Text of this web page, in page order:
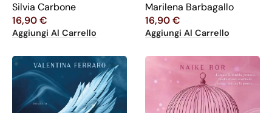
Silvia Carbone
16,90€
Aggiungi Al Carrello
Marilena Barbagallo
16,90€
Aggiungi Al Carrello